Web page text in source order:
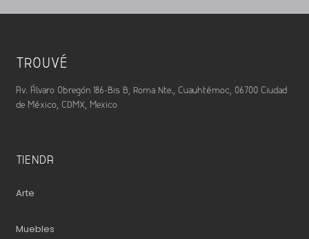
TROUVÉ
Av. Álvaro Obregón 186-Bis B, Roma Nte., Cuauhtémoc, 06700 Ciudad
de México, CDMX, Mexico
TIENDA
Arte
Muebles